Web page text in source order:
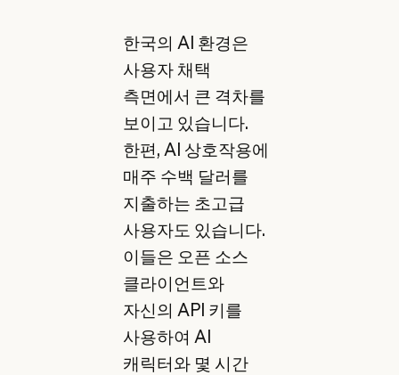
한국의 AI 환경은
사용자 채택
측면에서 큰 격차를
보이고 있습니다.
한편, AI 상호작용에
매주 수백 달러를
지출하는 초고급
사용자도 있습니다.
이들은 오픈 소스
클라이언트와
자신의 API 키를
사용하여 AI
캐릭터와 몇 시간